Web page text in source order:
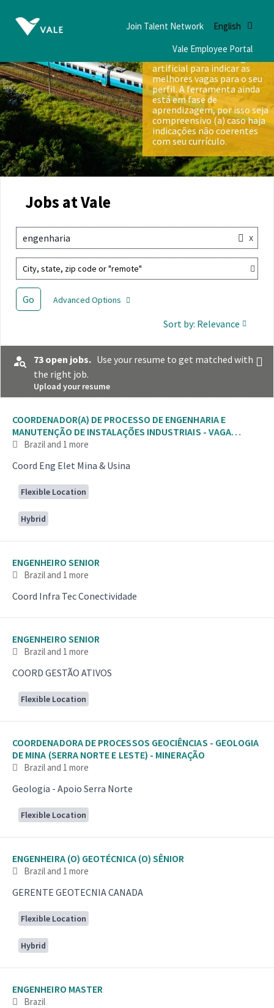
English
Join Talent Network
Vale Employee Portal
Nós utilizamos inteligência
artificial para indicar as
melhores vagas para o seu
perfil. A ferramenta ainda
está em fase de
aprendizagem, por isso seja
compreensivo (a) caso haja
indicações não coerentes
com seu currículo.
Jobs at Vale
engenharia x
City, state, zip code or "remote"
Go Advanced Options
Sort by: Relevance
73 open jobs. Use your resume to get matched with
the right job.
Upload your resume
COORDENADOR(A) DE PROCESSO DE ENGENHARIA E
MANUTENÇÃO DE INSTALAÇÕES INDUSTRIAIS - VAGA
AFIRMATIVA P
Braziland 1 more
Coord Eng Elet Mina & Usina
Flexible Location
Hybrid
ENGENHEIRO SENIOR
Braziland 1 more
Coord Infra Tec Conectividade
ENGENHEIRO SENIOR
Braziland 1 more
COORD GESTÃO ATIVOS
Flexible Location
COORDENADORA DE PROCESSOS GEOCIÊNCIAS - GEOLOGIA
DE MINA (SERRA NORTE E LESTE) - MINERAÇÃO
Braziland 1 more
Geologia - Apoio Serra Norte
Flexible Location
ENGENHEIRA (O) GEOTÉCNICA (O) SÊNIOR
Braziland 1 more
GERENTE GEOTECNIA CANADA
Flexible Location
Hybrid
ENGENHEIRO MASTER
Brazil